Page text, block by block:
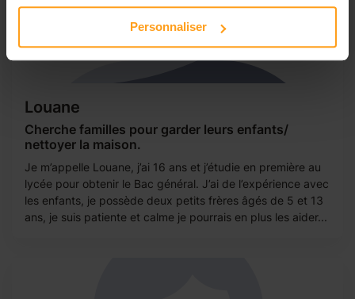
Personnaliser
Louane
Cherche familles pour garder leurs enfants/
nettoyer la maison.
Je m’appelle Louane, j’ai 16 ans et j’étudie en première au
lycée pour obtenir le Bac général. J’ai de l’expérience avec
les enfants, je possède deux petits frères âgés de 5 et 13
ans, je suis patiente et calme je pourrais en plus les aider...